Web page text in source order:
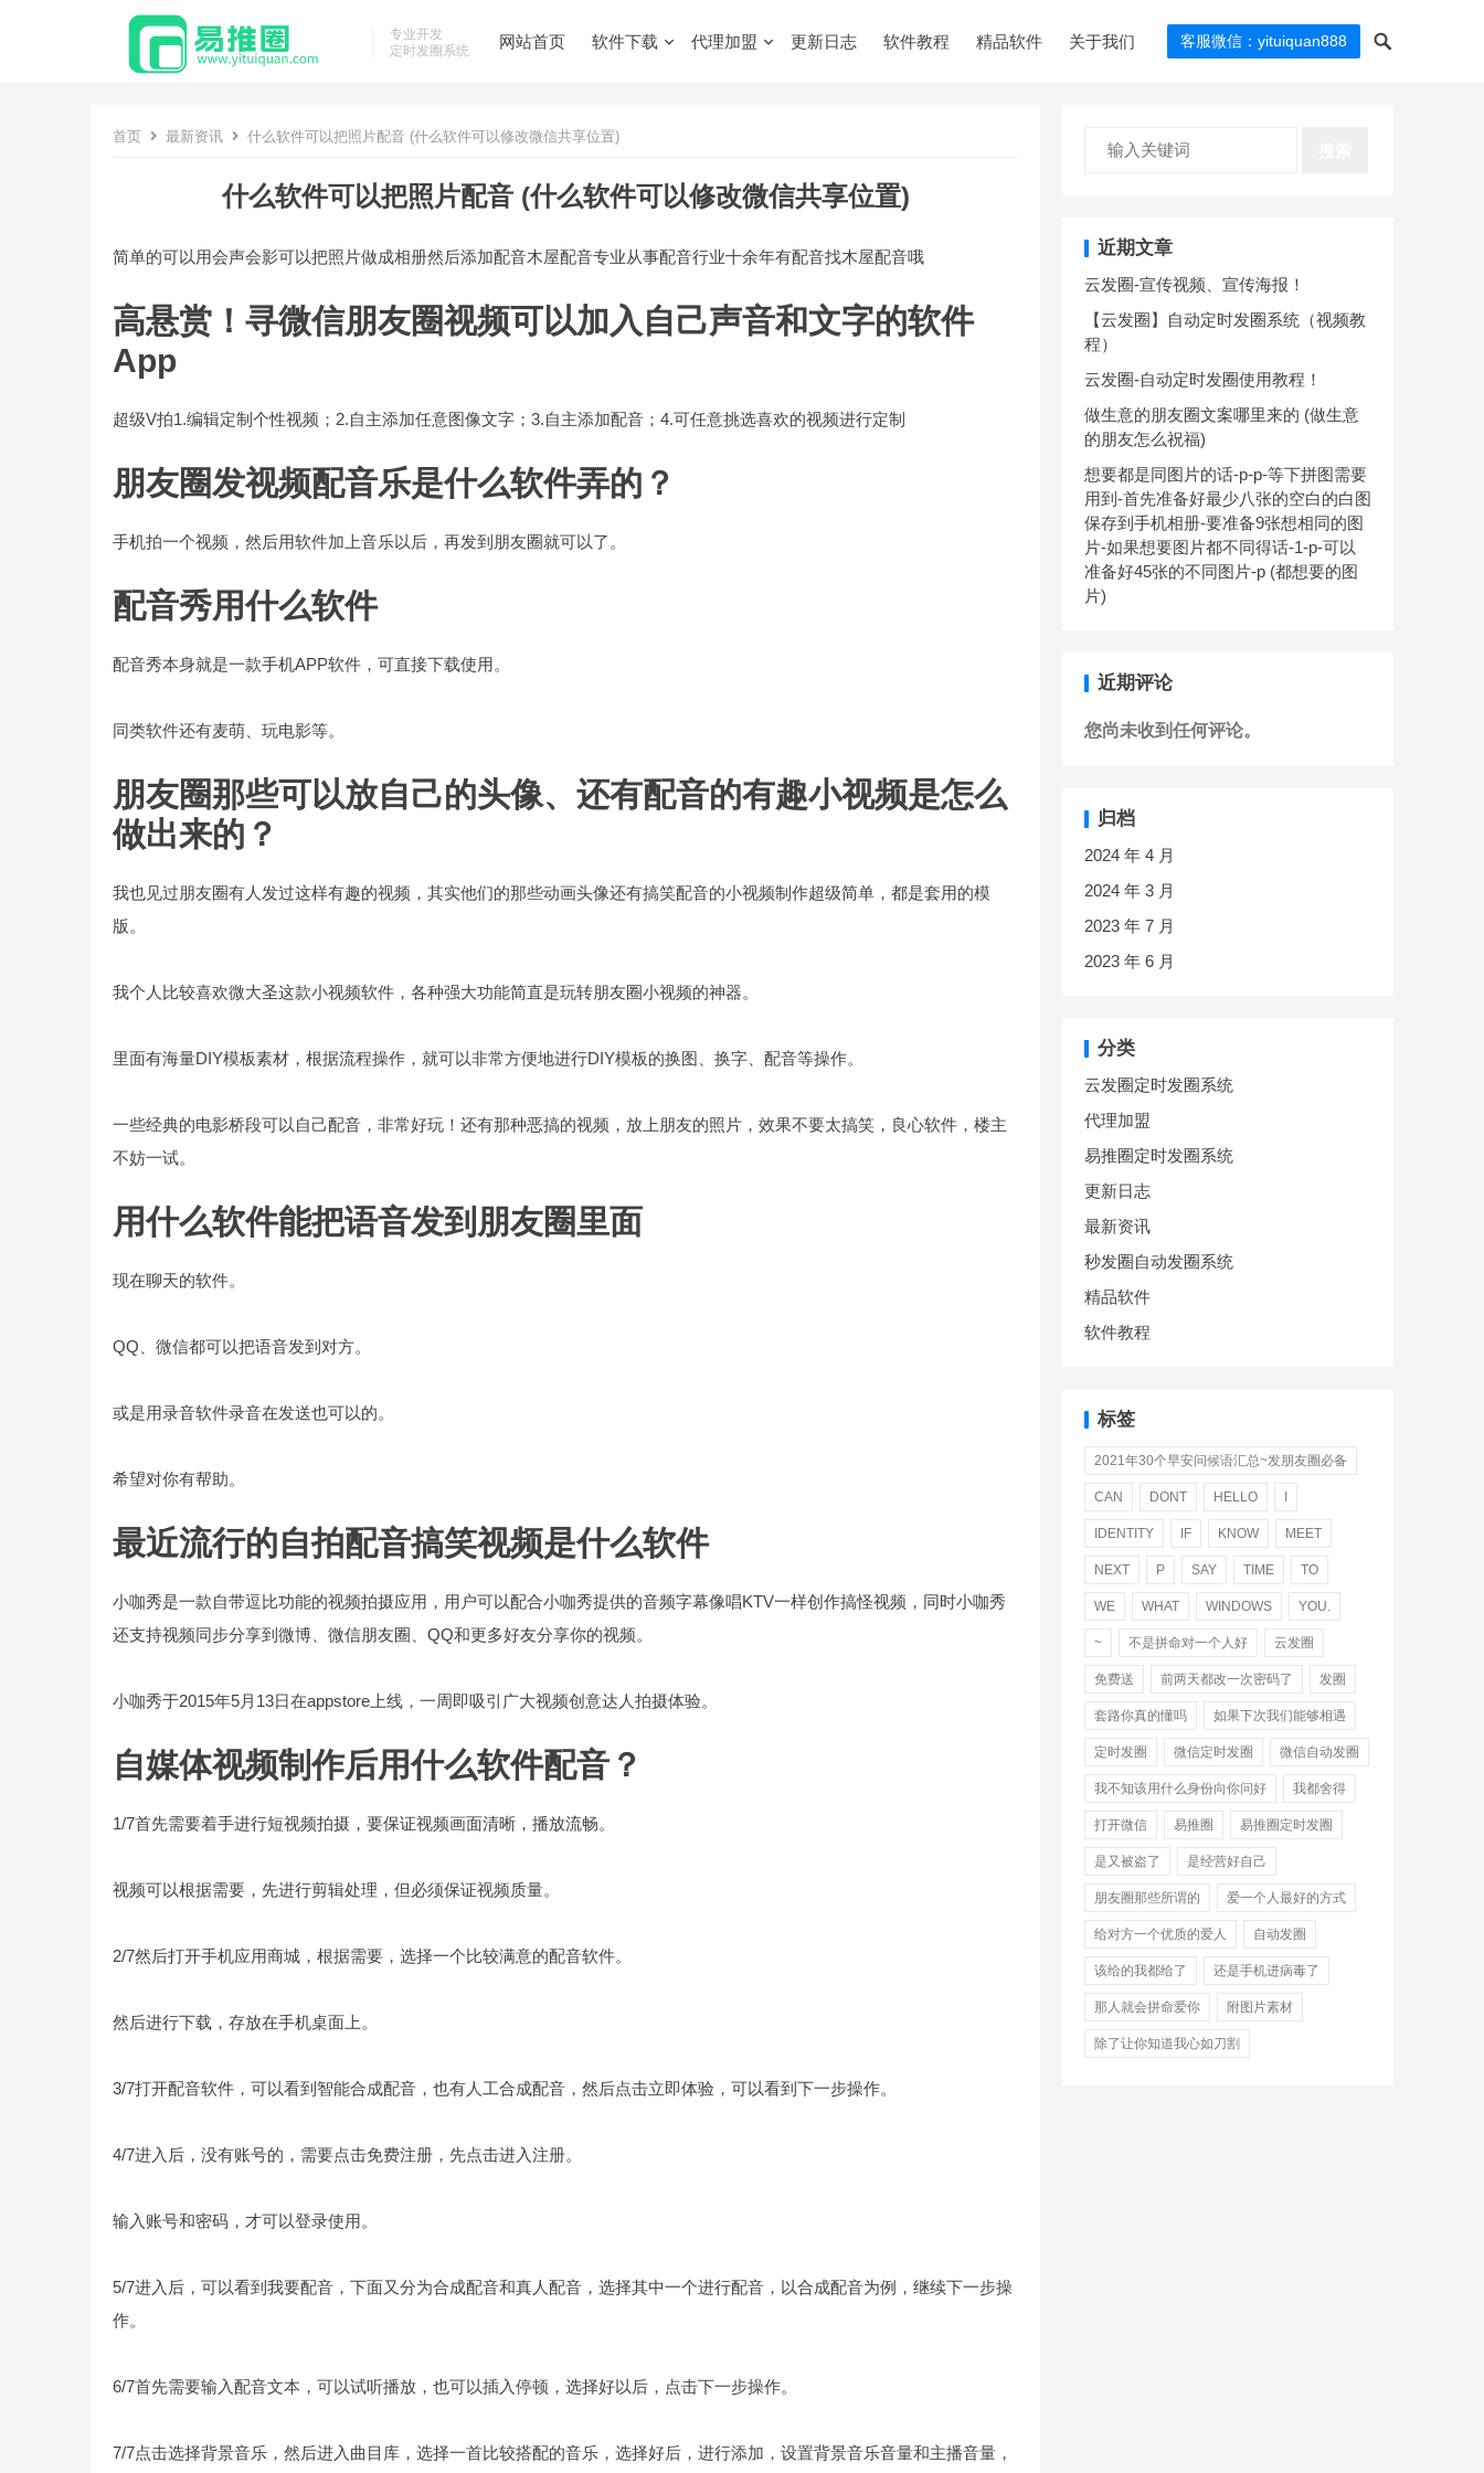
专业开发
定时发圈系统
网站首页 软件下载 代理加盟 更新日志 软件教程 精品软件 关于我们 客服微信：yituiquan888
首页 最新资讯 什么软件可以把照片配音 (什么软件可以修改微信共享位置)
什么软件可以把照片配音 (什么软件可以修改微信共享位置)
简单的可以用会声会影可以把照片做成相册然后添加配音木屋配音专业从事配音行业十余年有配音找木屋配音哦
高悬赏！寻微信朋友圈视频可以加入自己声音和文字的软件
App
超级V拍1.编辑定制个性视频；2.自主添加任意图像文字；3.自主添加配音；4.可任意挑选喜欢的视频进行定制
朋友圈发视频配音乐是什么软件弄的？
手机拍一个视频，然后用软件加上音乐以后，再发到朋友圈就可以了。
配音秀用什么软件
配音秀本身就是一款手机APP软件，可直接下载使用。
同类软件还有麦萌、玩电影等。
朋友圈那些可以放自己的头像、还有配音的有趣小视频是怎么
做出来的？
我也见过朋友圈有人发过这样有趣的视频，其实他们的那些动画头像还有搞笑配音的小视频制作超级简单，都是套用的模
版。
我个人比较喜欢微大圣这款小视频软件，各种强大功能简直是玩转朋友圈小视频的神器。
里面有海量DIY模板素材，根据流程操作，就可以非常方便地进行DIY模板的换图、换字、配音等操作。
一些经典的电影桥段可以自己配音，非常好玩！还有那种恶搞的视频，放上朋友的照片，效果不要太搞笑，良心软件，楼主
不妨一试。
用什么软件能把语音发到朋友圈里面
现在聊天的软件。
QQ、微信都可以把语音发到对方。
或是用录音软件录音在发送也可以的。
希望对你有帮助。
最近流行的自拍配音搞笑视频是什么软件
小咖秀是一款自带逗比功能的视频拍摄应用，用户可以配合小咖秀提供的音频字幕像唱KTV一样创作搞怪视频，同时小咖秀
还支持视频同步分享到微博、微信朋友圈、QQ和更多好友分享你的视频。
小咖秀于2015年5月13日在appstore上线，一周即吸引广大视频创意达人拍摄体验。
自媒体视频制作后用什么软件配音？
1/7首先需要着手进行短视频拍摄，要保证视频画面清晰，播放流畅。
视频可以根据需要，先进行剪辑处理，但必须保证视频质量。
2/7然后打开手机应用商城，根据需要，选择一个比较满意的配音软件。
然后进行下载，存放在手机桌面上。
3/7打开配音软件，可以看到智能合成配音，也有人工合成配音，然后点击立即体验，可以看到下一步操作。
4/7进入后，没有账号的，需要点击免费注册，先点击进入注册。
输入账号和密码，才可以登录使用。
5/7进入后，可以看到我要配音，下面又分为合成配音和真人配音，选择其中一个进行配音，以合成配音为例，继续下一步操
作。
6/7首先需要输入配音文本，可以试听播放，也可以插入停顿，选择好以后，点击下一步操作。
7/7点击选择背景音乐，然后进入曲目库，选择一首比较搭配的音乐，选择好后，进行添加，设置背景音乐音量和主播音量，
近期文章
云发圈-宣传视频、宣传海报！
【云发圈】自动定时发圈系统（视频教
程）
云发圈-自动定时发圈使用教程！
做生意的朋友圈文案哪里来的 (做生意
的朋友怎么祝福)
想要都是同图片的话-p-p-等下拼图需要
用到-首先准备好最少八张的空白的白图
保存到手机相册-要准备9张想相同的图
片-如果想要图片都不同得话-1-p-可以
准备好45张的不同图片-p (都想要的图
片)
近期评论
您尚未收到任何评论。
归档
2024 年 4 月
2024 年 3 月
2023 年 7 月
2023 年 6 月
分类
云发圈定时发圈系统
代理加盟
易推圈定时发圈系统
更新日志
最新资讯
秒发圈自动发圈系统
精品软件
软件教程
标签
2021年30个早安问候语汇总~发朋友圈必备
CAN DONT HELLO
IDENTITY IF KNOW MEET
NEXT P SAY TIME TO
WE WHAT WINDOWS YOU.
~ 不是拼命对一个人好 云发圈
免费送 前两天都改一次密码了 发圈
套路你真的懂吗 如果下次我们能够相遇
定时发圈 微信定时发圈 微信自动发圈
我不知该用什么身份向你问好 我都舍得
打开微信 易推圈 易推圈定时发圈
是又被盗了 是经营好自己
朋友圈那些所谓的 爱一个人最好的方式
给对方一个优质的爱人 自动发圈
该给的我都给了 还是手机进病毒了
那人就会拼命爱你 附图片素材
除了让你知道我心如刀割